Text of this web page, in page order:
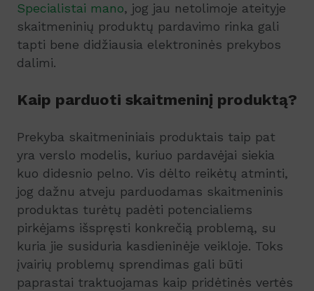
Specialistai mano, jog jau netolimoje ateityje
skaitmeninių produktų pardavimo rinka gali
tapti bene didžiausia elektroninės prekybos
dalimi.
Kaip parduoti skaitmeninį produktą?
Prekyba skaitmeniniais produktais taip pat
yra verslo modelis, kuriuo pardavėjai siekia
kuo didesnio pelno. Vis dėlto reikėtų atminti,
jog dažnu atveju parduodamas skaitmeninis
produktas turėtų padėti potencialiems
pirkėjams išspręsti konkrečią problemą, su
kuria jie susiduria kasdieninėje veikloje. Toks
įvairių problemų sprendimas gali būti
paprastai traktuojamas kaip pridėtinės vertės